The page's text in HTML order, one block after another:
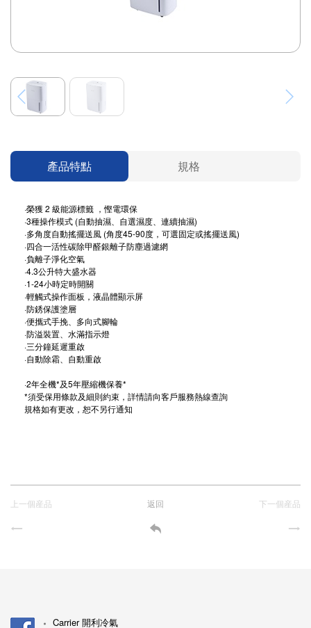
產品特點 規格
·榮獲 2 級能源標籤 ，慳電環保
·3種操作模式 (自動抽濕、自選濕度、連續抽濕)
·多角度自動搖擺送風 (角度45-90度，可選固定或搖擺送風)
·四合一活性碳除甲醛銀離子防塵過濾網
·負離子淨化空氣
·4.3公升特大盛水器
·1-24小時定時開關
·輕觸式操作面板，液晶體顯示屏
·防銹保護塗層
·便攜式手挽、多向式腳輪
·防溢裝置、水滿指示燈
·三分鐘延遲重啟
·自動除霜、自動重啟
·2年全機*及5年壓縮機保養*
*須受保用條款及細則約束，詳情請向客戶服務熱線查詢
規格如有更改，恕不另行通知
上一個産品 返回 下一個産品
Carrier 開利冷氣